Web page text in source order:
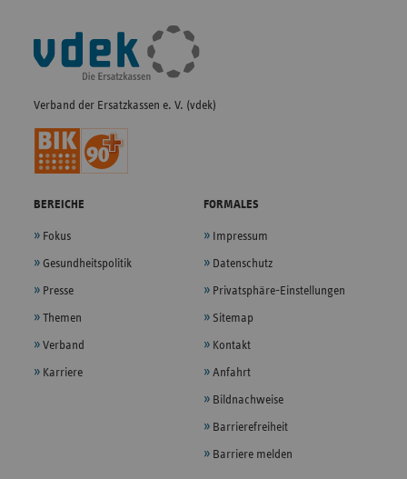
Fußleisten-
Navigation
Verband der Ersatzkassen e. V. (vdek)
BEREICHE
Fokus
Gesundheitspolitik
Presse
Themen
Verband
Karriere
FORMALES
Impressum
Datenschutz
Privatsphäre-Einstellungen
Sitemap
Kontakt
Anfahrt
Bildnachweise
Barrierefreiheit
Barriere melden